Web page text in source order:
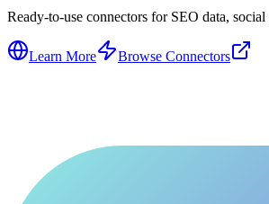
Ready-to-use connectors for SEO data,
Learn More Browse Connectors